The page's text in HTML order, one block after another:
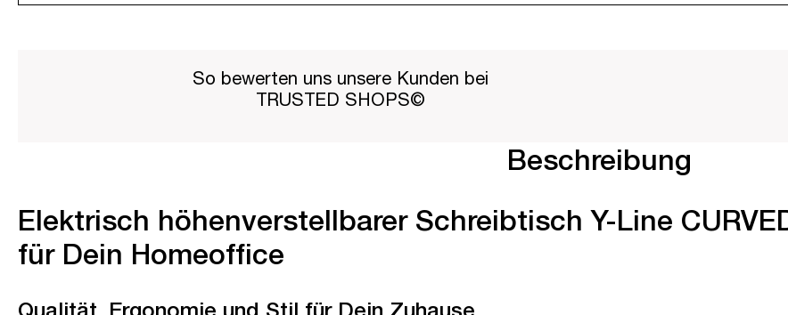
So bewerten uns unsere Kunden bei
TRUSTED SHOPS©
Beschreibung
Elektrisch höhenverstellbarer Schreibtisch Y-Line
für Dein Homeoffice
Qualität, Ergonomie und Stil für Dein Zuhause